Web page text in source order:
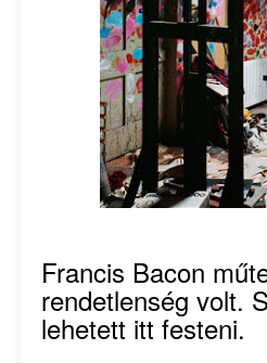
Francis Bacon
rendetlenség volt.
lehetett itt festeni.